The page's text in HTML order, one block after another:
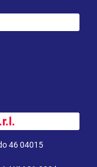
46 04015